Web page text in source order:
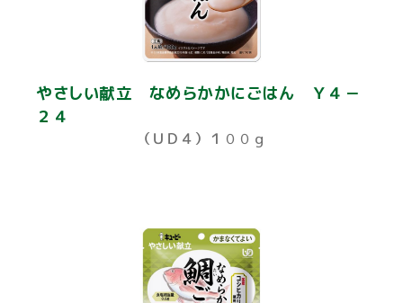
やさしい献立 なめらかかにごはん Ｙ４－
２４
（ＵＤ４）１００ｇ